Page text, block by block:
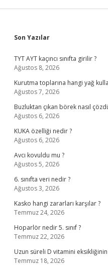
Sidebar
Son Yazılar
TYT AYT kaçıncı sınıfta girilir ?
Ağustos 8, 2026
Kurutma toplarına hangi yağ
Ağustos 7, 2026
Buzluktan çıkan börek nasıl
Ağustos 6, 2026
KUKA özelliği nedir ?
Ağustos 6, 2026
Avcı kovuldu mu ?
Ağustos 5, 2026
6. sınıfta veri nedir ?
Ağustos 3, 2026
Kasko hangi zararları karşılar ?
Temmuz 24, 2026
Hoparlör nedir 5. sınıf ?
Temmuz 22, 2026
Uzun süreli D vitamini
Temmuz 18, 2026